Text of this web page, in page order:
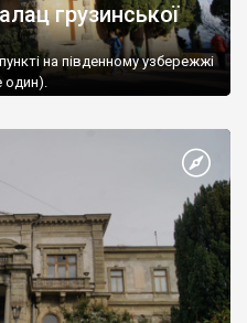
грузинської
на південному узбережжі
один).